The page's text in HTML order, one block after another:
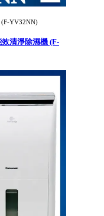
(F-YV32NN)
清淨除濕機 (F-